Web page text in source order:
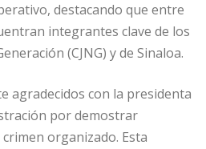
destacando que entre
integrantes clave de los
(CJNG) y de Sinaloa.
agradecidos con la presidenta
por demostrar
organizado. Esta